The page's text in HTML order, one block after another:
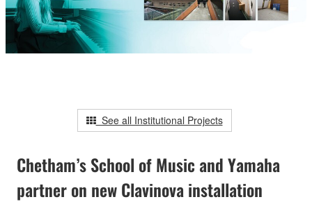
See all Institutional Projects
Chetham’s School of Music and Yamaha
partner on new Clavinova installation